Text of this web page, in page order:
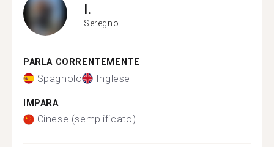
I.
Seregno
PARLA CORRENTEMENTE
Spagnolo Inglese
IMPARA
Cinese (semplificato)